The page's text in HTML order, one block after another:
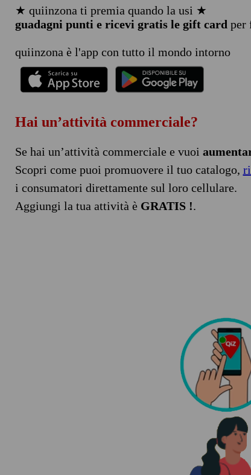
★ quiinzona ti premia quando la usi ★
guadagni punti e ricevi gratis le gift card per
quiinzona è l'app con tutto il mondo intorno
Hai un’attività commerciale?
Se hai un’attività commerciale e vuoi
Scopri come puoi promuovere il tuo catalogo,
i consumatori direttamente sul loro cellulare.
Aggiungi la tua attività è GRATIS !.